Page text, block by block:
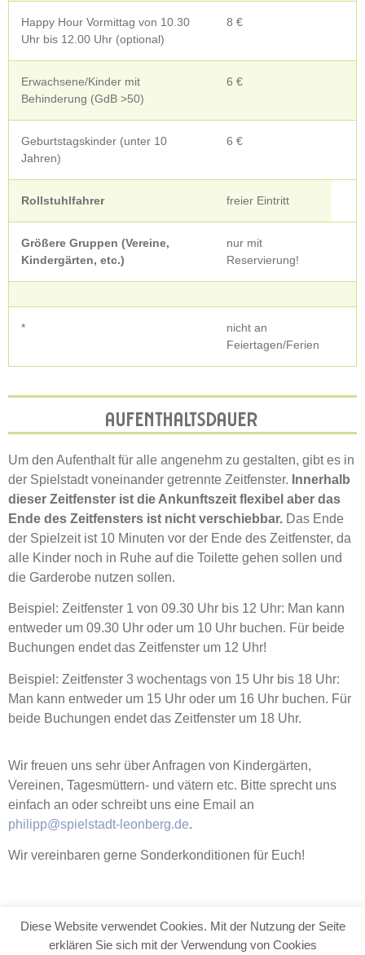
Happy Hour Vormittag von 10.30
Uhr bis 12.00 Uhr (optional)
8 €
Erwachsene/Kinder mit
Behinderung (GdB >50)
6 €
Geburtstagskinder (unter 10
Jahren)
6 €
Rollstuhlfahrer freier Eintritt
Größere Gruppen (Vereine,
Kindergärten, etc.)
nur mit
Reservierung!
*
nicht an
Feiertagen/Ferien
AUFENTHALTSDAUER
Um den Aufenthalt für alle angenehm zu gestalten, gibt es in
der Spielstadt voneinander getrennte Zeitfenster. Innerhalb
dieser Zeitfenster ist die Ankunftszeit flexibel aber das
Ende des Zeitfensters ist nicht verschiebbar. Das Ende
der Spielzeit ist 10 Minuten vor der Ende des Zeitfenster, da
alle Kinder noch in Ruhe auf die Toilette gehen sollen und
die Garderobe nutzen sollen.
Beispiel: Zeitfenster 1 von 09.30 Uhr bis 12 Uhr: Man kann
entweder um 09.30 Uhr oder um 10 Uhr buchen. Für beide
Buchungen endet das Zeitfenster um 12 Uhr!
Beispiel: Zeitfenster 3 wochentags von 15 Uhr bis 18 Uhr:
Man kann entweder um 15 Uhr oder um 16 Uhr buchen. Für
beide Buchungen endet das Zeitfenster um 18 Uhr.
Wir freuen uns sehr über Anfragen von Kindergärten,
Vereinen, Tagesmüttern- und vätern etc. Bitte sprecht uns
einfach an oder schreibt uns eine Email an
philipp@spielstadt-leonberg.de.
Wir vereinbaren gerne Sonderkonditionen für Euch!
AGBs
Sicherheitshinweise
Diese Website verwendet Cookies. Mit der Nutzung der Seite
erklären Sie sich mit der Verwendung von Cookies